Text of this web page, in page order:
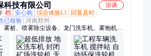
科技有限公司
洽谈
档 安心购 综合体验L1
回复及时
已核验 河南郑州
雾桩、喷雾除尘设备、龙门洗车机、雾炮机、
轮机、车间喷雾除尘降温、厂房降尘